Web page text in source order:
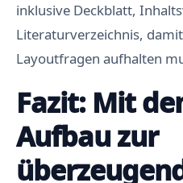
inklusive Deckblatt,
Literaturverzeichnis,
Layoutfragen aufhalten
Fazit: Mit
Aufbau zur